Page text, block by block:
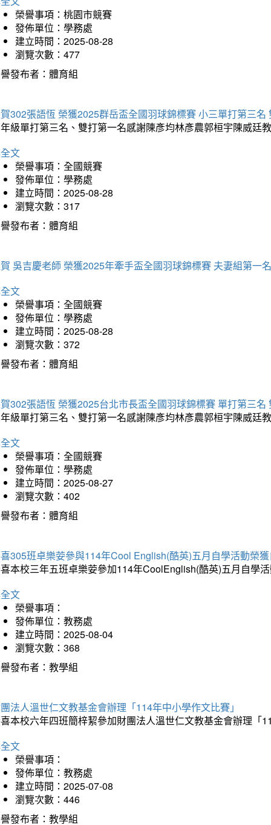
榮譽事項：桃園市競賽
發佈單位：學務處
建立時間：2025-08-28
瀏覽次數：477
發布者：體育組
302張語恆 榮獲2025群岳盃全國羽球錦標賽 小三單打第三名
級單打第三名、雙打第一名感謝陳彥均林彥農郭桓宇陳威廷
文
榮譽事項：全國競賽
發佈單位：學務處
建立時間：2025-08-28
瀏覽次數：317
發布者：體育組
吳吉慶老師 榮獲2025年牽手盃全國羽球錦標賽 夫妻組第一名
文
榮譽事項：全國競賽
發佈單位：學務處
建立時間：2025-08-28
瀏覽次數：372
發布者：體育組
302張語恆 榮獲2025台北市長盃全國羽球錦標賽 單打第三名
級單打第三名、雙打第一名感謝陳彥均林彥農郭桓宇陳威廷
文
榮譽事項：全國競賽
發佈單位：學務處
建立時間：2025-08-27
瀏覽次數：402
發布者：體育組
305班卓樂荌參與114年Cool English(酷英)五月自學活動榮
本校三年五班卓樂荌參加114年CoolEnglish(酷英)五月自學
文
榮譽事項：
發佈單位：教務處
建立時間：2025-08-04
瀏覽次數：368
發布者：教學組
法人溫世仁文教基金會辦理「114年中小學作文比賽」
本校六年四班簡梓絜參加財團法人溫世仁文教基金會辦理「
文
榮譽事項：
發佈單位：教務處
建立時間：2025-07-08
瀏覽次數：446
發布者：教學組